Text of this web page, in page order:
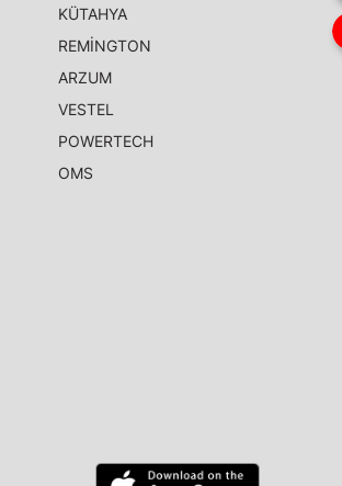
KÜTAHYA
REMİNGTON
ARZUM
VESTEL
POWERTECH
OMS